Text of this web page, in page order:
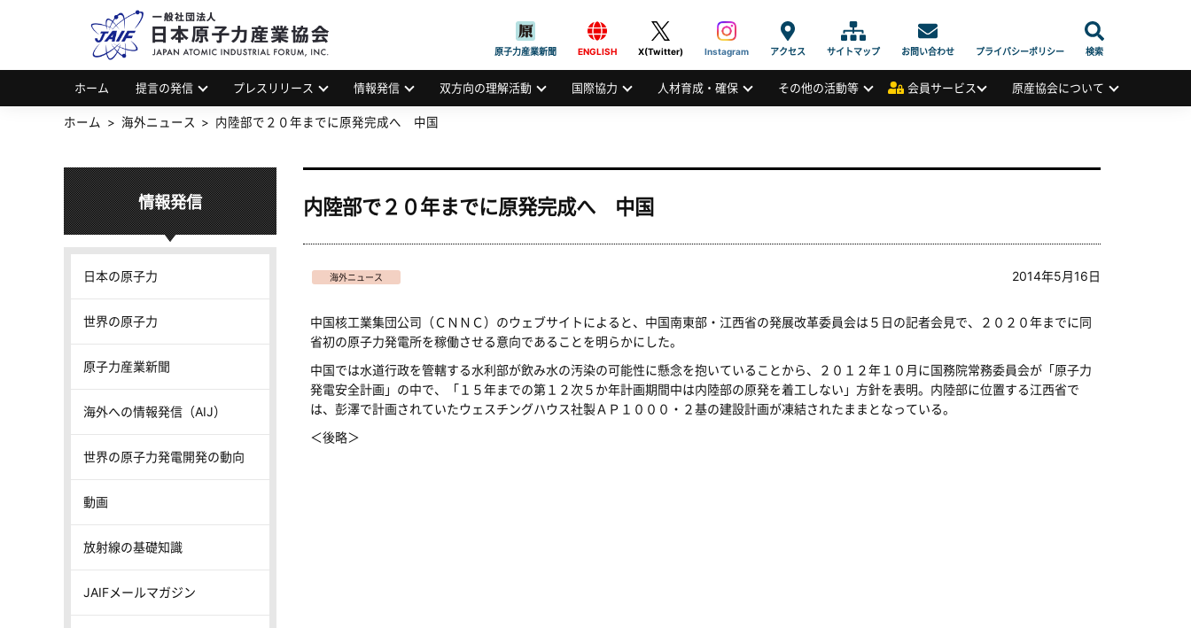
JAPAN ATOMIC INDUSTRIAL FORUM, INC.
原子力産業新聞 ENGLISH X(Twitter) Instagram アクセス サイトマップ お問い合わせ プライバシーポリシー 検索
ホーム 提言の発信 プレスリリース 情報発信 双方向の理解活動 国際協力 人材育成・確保 その他の活動等 会員サービス 原産協会について
ホーム 海外ニュース 内陸部で２０年までに原発完成へ 中国
内陸部で２０年までに原発完成へ 中国
海外ニュース 2014年5月16日
中国核工業集団公司（ＣＮＮＣ）のウェブサイトによると、中国南東部・江西省の発展改革委員会は５日の記者会見で、２０２０年までに同
省初の原子力発電所を稼働させる意向であることを明らかにした。
中国では水道行政を管轄する水利部が飲み水の汚染の可能性に懸念を抱いていることから、２０１２年１０月に国務院常務委員会が「原子力
発電安全計画」の中で、「１５年までの第１２次５か年計画期間中は内陸部の原発を着工しない」方針を表明。内陸部に位置する江西省で
は、彭澤で計画されていたウェスチングハウス社製ＡＰ１０００・２基の建設計画が凍結されたままとなっている。
＜後略＞
情報発信
日本の原子力
世界の原子力
原子力産業新聞
海外への情報発信（AIJ）
世界の原子力発電開発の動向
動画
放射線の基礎知識
JAIFメールマガジン